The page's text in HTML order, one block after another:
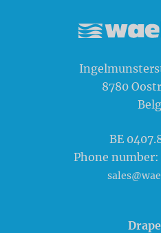
8780
BE
Phone number: